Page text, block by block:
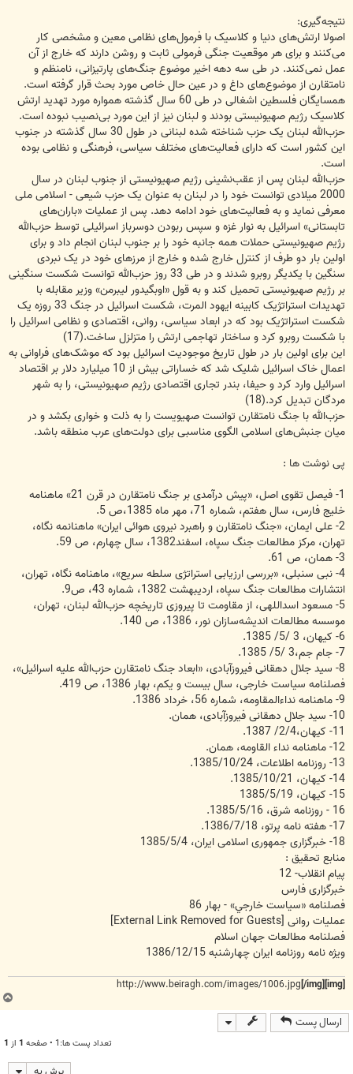
نتیجه‌گیری:
اصولا ارتش‌های دنیا و کلاسیک با فرمول‌های نظامی معین و مشخصی کار
می‌کنند و برای هر موقعیت جنگی فرمولی ثابت و روشن دارند که خارج از آن
عمل نمی‌کنند. در طی سه دهه اخیر موضوع جنگ‌های پارتیزانی، نامنظم و
نامتقارن از موضوع‌های داغ و در عین حال خاص مورد بحث قرار گرفته است.
همسایگان فلسطین اشغالی در طی 60 سال گذشته همواره مورد تهدید ارتش
کلاسیک رژیم صهیونیستی بودند و لبنان نیز از این مورد بی‌نصیب نبوده است.
حزب‌الله لبنان یک حزب شناخته شده لبنانی در طول 30 سال گذشته در جنوب
این کشور است که دارای فعالیت‌های مختلف سیاسی، فرهنگی و نظامی بوده
است.
حزب‌الله لبنان پس از عقب‌نشینی رژیم صهیونیستی از جنوب لبنان در سال
2000 میلادی توانست خود را در لبنان به عنوان یک حزب شیعی - اسلامی ملی
معرفی نماید و به فعالیت‌های خود ادامه دهد. پس از عملیات «باران‌های
تابستانی» اسرائیل به نوار غزه و سپس ربودن دوسرباز اسرائیلی توسط حزب‌الله
رژیم صهیونیستی حملات همه جانبه خود را بر جنوب لبنان انجام داد و برای
اولین بار دو طرف از کنترل خارج شده و خارج از مرزهای خود در یک نبردی
سنگین با یکدیگر روبرو شدند و در طی 33 روز حزب‌الله توانست شکست سنگینی
بر رژیم صهیونیستی تحمیل کند و به قول «اوبگیدور لیبرمن» وزیر مقابله با
تهدیدات استراتژیک کابینه ایهود المرت، شکست اسرائیل در جنگ 33 روزه یک
شکست استراتژیک بود که در ابعاد سیاسی، روانی، اقتصادی و نظامی اسرائیل را
با شکست روبرو کرد و ساختار تهاجمی ارتش را متزلزل ساخت.(17)
این برای اولین بار در طول تاریخ موجودیت اسرائیل بود که موشک‌های فراوانی به
اعمال خاک اسرائیل شلیک شد که خساراتی بیش از 10 میلیارد دلار بر اقتصاد
اسرائیل وارد کرد و حیفا، بندر تجاری اقتصادی رژیم صهیونیستی، را به شهر
مردگان تبدیل کرد.(18)
حزب‌الله با جنگ نامتقارن توانست صهیویست را به ذلت و خواری بکشد و در
میان جنبش‌های اسلامی الگوی مناسبی برای دولت‌های عرب منطقه باشد.
پى نوشت ها :
1- فیصل تقوی اصل، «پیش درآمدی بر جنگ نامتقارن در قرن 21» ماهنامه
خلیج فارس، سال هفتم، شماره 71، مهر ماه 1385،‌ص 5.
2- علی ایمان، «جنگ نامتقارن و راهبرد نیروی هوائی ایران» ماهنانمه نگاه،
تهران، مرکز مطالعات جنگ سپاه، اسفند1382، سال چهارم، ص 59.
3- همان، ص 61.
4- نبی سنبلی، «بررسی ارزیابی استراتژی سلطه سریع»، ماهنامه نگاه، تهران،
انتشارات مطالعات جنگ سپاه، اردیبهشت 1382، شماره 43، ص9.
5- مسعود اسداللهی، از مقاومت تا پیروزی تاریخچه حزب‌الله لبنان، تهران،
موسسه مطالعات اندیشه‌سازان نور، 1386، ص 140.
6- کیهان، 3 /5/ 1385.
7- جام جم‌،‌3 /5/ 1385.
8- سید جلال دهقانی فیروز‌آبادی، «ابعاد جنگ نامتقارن حزب‌الله علیه اسرائیل»،
فصلنامه سیاست خارجی، سال بیست و یکم، بهار 1386، ص 419.
9- ماهنامه نداء‌المقاومه، شماره 56، خرداد 1386.
10- سید جلال‌ دهقانی فیروزآبادی، همان.
11- کیهان،2/4/ 1387.
12- ماهنامه نداء القاومه، همان.
13- روزنامه اطلاعات،‌ 1385/10/24.
14- کیهان، 1385/10/21.
15- کیهان، 1385/5/19
16 - روزنامه شرق، 1385/5/16.
17- هفته نامه پرتو، 1386/7/18.
18- خبرگزاری جمهوری اسلامی ایران، 1385/5/4
منابع تحقیق :
پیام انقلاب- 12
خبرگزاری فارس
فصلنامه «سياست خارجي» - بهار 86
عملیات روانی [External Link Removed for Guests]
فصلنامه مطالعات جهان اسلام
ویژه نامه روزنامه ایران چهارشنبه 1386/12/15
[img]
http://www.beiragh.com/images/1006.jpg[/img]
ارسال پست
تعداد پست ها:1 • صفحه 1 از 1